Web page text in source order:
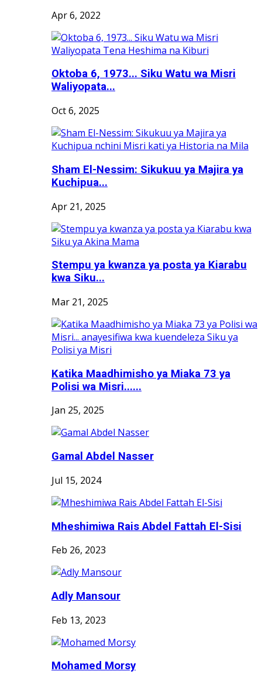
Apr 6, 2022
Oktoba 6, 1973... Siku Watu wa Misri
Waliyopata...
Oct 6, 2025
Sham El-Nessim: Sikukuu ya Majira ya
Kuchipua...
Apr 21, 2025
Stempu ya kwanza ya posta ya Kiarabu
kwa Siku...
Mar 21, 2025
Katika Maadhimisho ya Miaka 73 ya
Polisi wa Misri......
Jan 25, 2025
Gamal Abdel Nasser
Jul 15, 2024
Mheshimiwa Rais Abdel Fattah El-Sisi
Feb 26, 2023
Adly Mansour
Feb 13, 2023
Mohamed Morsy